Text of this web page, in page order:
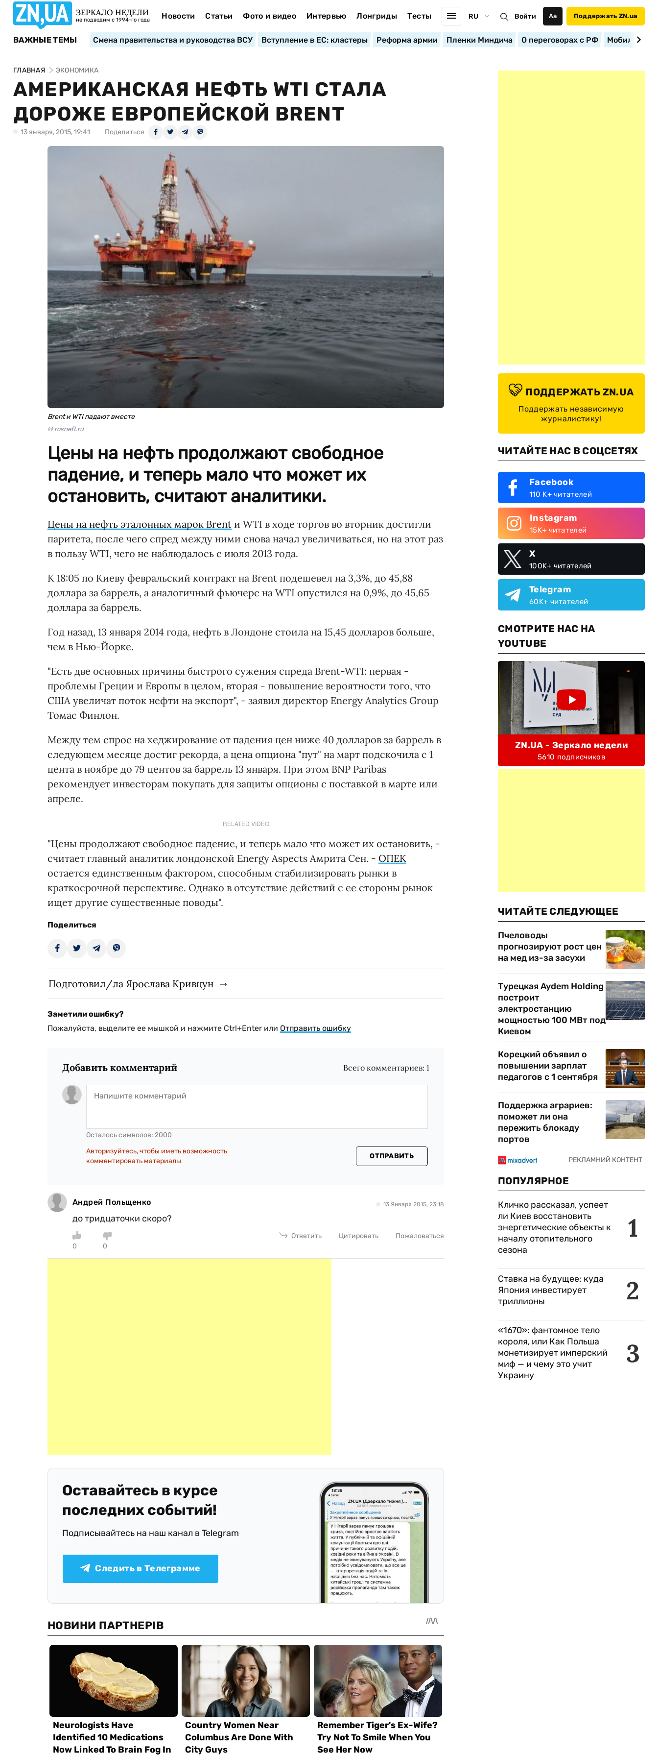
ЗЕРКАЛО НЕДЕЛИ
не подводим с 1994-го года Новости Статьи Фото и видео Интервью Лонгриды Тесты RU Войти Аа Поддержать ZN.ua
ВАЖНЫЕ ТЕМЫ Смена правительства и руководства ВСУ Вступление в ЕС: кластеры Реформа армии Пленки Миндича О переговорах с РФ
ГЛАВНАЯ ЭКОНОМИКА
АМЕРИКАНСКАЯ НЕФТЬ WTI СТАЛА
ДОРОЖЕ ЕВРОПЕЙСКОЙ BRENT
13 января, 2015, 19:41 Поделиться
Brent и WTI падают вместе
© rosneft.ru
Цены на нефть продолжают свободное
падение, и теперь мало что может их
остановить, считают аналитики.
Цены на нефть эталонных марок Brent и WTI в ходе торгов во вторник достигли
паритета, после чего спред между ними снова начал увеличиваться, но на этот раз
в пользу WTI, чего не наблюдалось с июля 2013 года.
К 18:05 по Киеву февральский контракт на Brent подешевел на 3,3%, до 45,88
доллара за баррель, а аналогичный фьючерс на WTI опустился на 0,9%, до 45,65
доллара за баррель.
Год назад, 13 января 2014 года, нефть в Лондоне стоила на 15,45 долларов больше,
чем в Нью-Йорке.
"Есть две основных причины быстрого сужения спреда Brent-WTI: первая -
проблемы Греции и Европы в целом, вторая - повышение вероятности того, что
США увеличат поток нефти на экспорт", - заявил директор Energy Analytics Group
Томас Финлон.
Между тем спрос на хеджирование от падения цен ниже 40 долларов за баррель в
следующем месяце достиг рекорда, а цена опциона "пут" на март подскочила с 1
цента в ноябре до 79 центов за баррель 13 января. При этом BNP Paribas
рекомендует инвесторам покупать для защиты опционы с поставкой в марте или
апреле.
RELATED VIDEO
"Цены продолжают свободное падение, и теперь мало что может их остановить, -
считает главный аналитик лондонской Energy Aspects Амрита Сен. - ОПЕК
остается единственным фактором, способным стабилизировать рынки в
краткосрочной перспективе. Однако в отсутствие действий с ее стороны рынок
ищет другие существенные поводы".
Поделиться
Подготовил/ла Ярослава Кривцун
Заметили ошибку?
Пожалуйста, выделите ее мышкой и нажмите Ctrl+Enter или Отправить ошибку
Добавить комментарий Всего комментариев:1
Осталось символов: 2000
Авторизуйтесь, чтобы иметь возможность
комментировать материалы
ОТПРАВИТЬ
Андрей Польщенко 13 Января 2015, 23:18
до тридцаточки скоро?
0 0
Ответить Цитировать Пожаловаться
Оставайтесь в курсе
последних событий!
Подписывайтесь на наш канал в Telegram
Следить в Телеграмме
ПОДДЕРЖАТЬ ZN.UA
Поддержать независимую
журналистику!
ЧИТАЙТЕ НАС В СОЦСЕТЯХ
Facebook
110 K+ читателей
Instagram
15K+ читателей
X
100K+ читателей
Telegram
60K+ читателей
СМОТРИТЕ НАС НА
YOUTUBE
ZN.UA - Зеркало недели
5610 подписчиков
ЧИТАЙТЕ СЛЕДУЮЩЕЕ
Пчеловоды
прогнозируют рост цен
на мед из-за засухи
Турецкая Aydem Holding
построит
электростанцию
мощностью 100 МВт под
Киевом
Корецкий объявил о
повышении зарплат
педагогов с 1 сентября
Поддержка аграриев:
поможет ли она
пережить блокаду
портов
ПОПУЛЯРНОЕ
1
Кличко рассказал, успеет
ли Киев восстановить
энергетические объекты к
началу отопительного
сезона
2
Ставка на будущее: куда
Япония инвестирует
триллионы
3
«1670»: фантомное тело
короля, или Как Польша
монетизирует имперский
миф — и чему это учит
Украину